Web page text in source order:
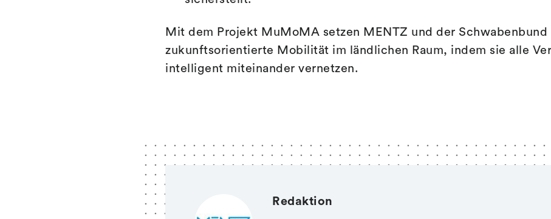
Mit dem Projekt MuMoMA setzen MENTZ und der
zukunftsorientierte Mobilität im ländlichen Raum, indem sie alle
intelligent miteinander vernetzen.
Redaktion